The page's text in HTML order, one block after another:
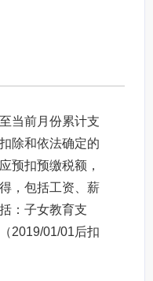
当前月份累计支
除和依法确定的
预扣预缴税额，
，包括工资、薪
：子女教育支
2019/01/01后扣